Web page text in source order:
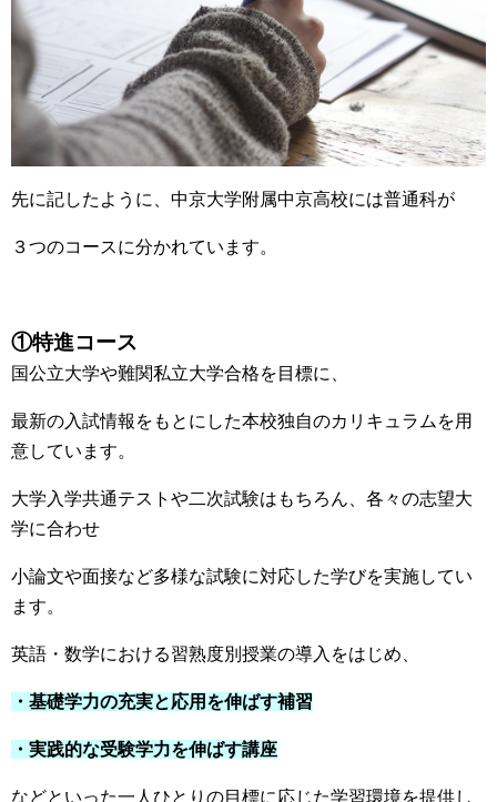
先に記したように、中京大学附属中京高校には普通科が
３つのコースに分かれています。
①特進コース
国公立大学や難関私立大学合格を目標に、
最新の入試情報をもとにした本校独自のカリキュラムを用
意しています。
大学入学共通テストや二次試験はもちろん、各々の志望大
学に合わせ
小論文や面接など多様な試験に対応した学びを実施してい
ます。
英語・数学における習熟度別授業の導入をはじめ、
・基礎学力の充実と応用を伸ばす補習
・実践的な受験学力を伸ばす講座
などといった一人ひとりの目標に応じた学習環境を提供し